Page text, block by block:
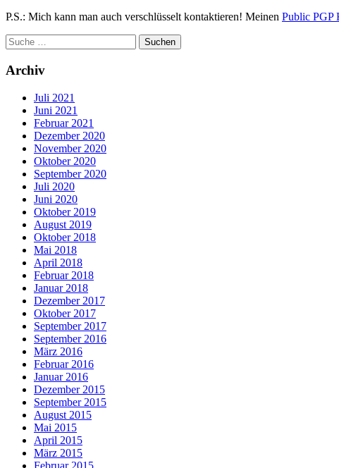
P.S.: Mich kann man auch verschlüsselt kontaktieren! Meinen Public PGP
Archiv
Juli 2021
Juni 2021
Februar 2021
Dezember 2020
November 2020
Oktober 2020
September 2020
Juli 2020
Juni 2020
Oktober 2019
August 2019
Oktober 2018
Mai 2018
April 2018
Februar 2018
Januar 2018
Dezember 2017
Oktober 2017
September 2017
September 2016
März 2016
Februar 2016
Januar 2016
Dezember 2015
September 2015
August 2015
Mai 2015
April 2015
März 2015
Februar 2015